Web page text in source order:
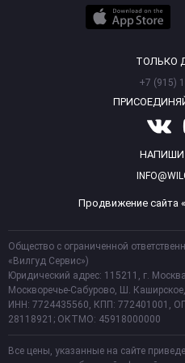
ТОЛЬКО
+7 (915)
Продвижение сайта
Общество с ограниченной
«Вилгуд Сервис»)
Юридический адрес: 115211, г.
Москворечье-Сабурово, Ш.
ИНН: 7724435560, КПП: 772401001,
28118921; ОКТМО: 45918000000
Все цены, указанные на сайте